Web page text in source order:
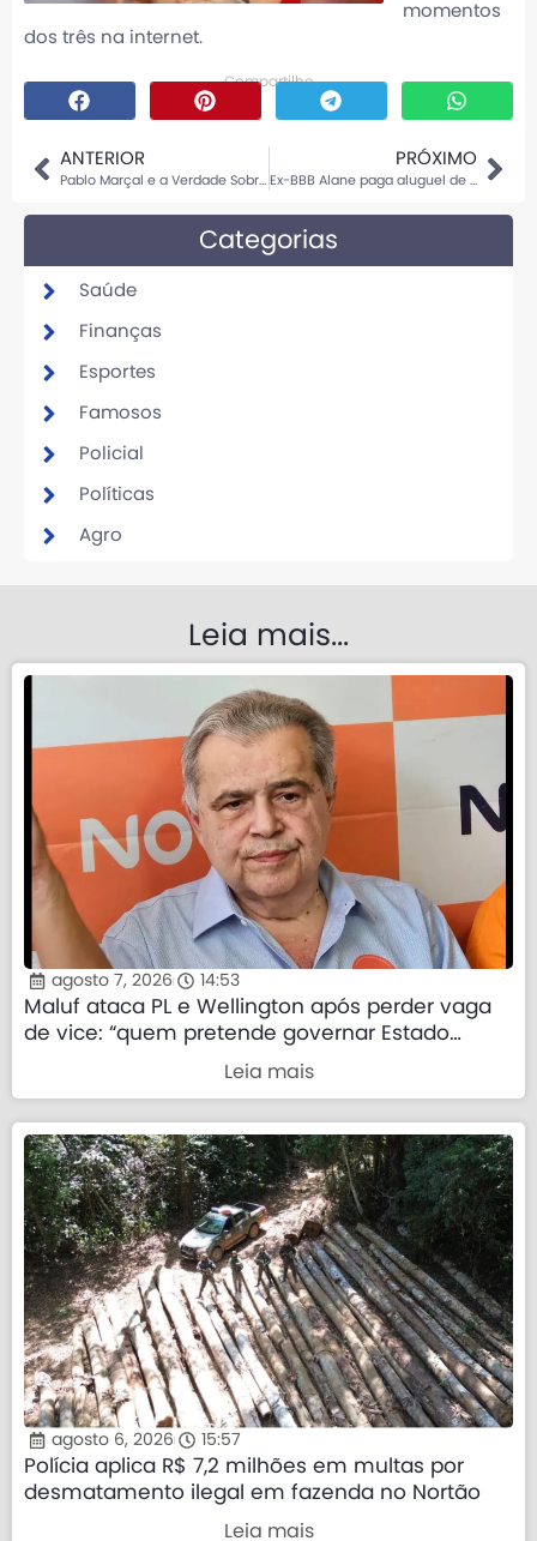
momentos
dos três na internet.
Compartilhe
ANTERIOR
Pablo Marçal e a Verdade Sobre as Forças Armadas no Rio Grande do Sul
PRÓXIMO
Ex-BBB Alane paga aluguel de menina que vende balas nas ruas de Copacabana
Categorias
Saúde
Finanças
Esportes
Famosos
Policial
Políticas
Agro
Leia mais...
agosto 7, 2026 14:53
Maluf ataca PL e Wellington após perder vaga
de vice: “quem pretende governar Estado
precisa demonstrar que sua palavra tem valor”
Leia mais
agosto 6, 2026 15:57
Polícia aplica R$ 7,2 milhões em multas por
desmatamento ilegal em fazenda no Nortão
Leia mais